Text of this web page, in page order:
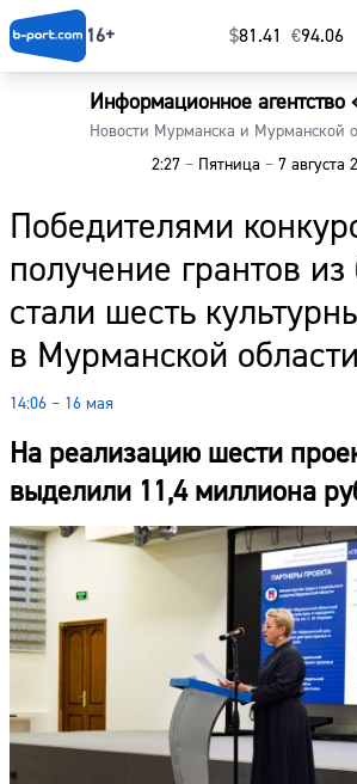
16+ $⁠81.41 €⁠94.06
Информационное агентство
Новости Мурманска и Мурманской
2:27 – Пятница – 7 августа
Победителями
получение грантов
стали шесть
в Мурманской области
14:06 – 16 мая
На реализацию шести
выделили 11,4 миллиона
Главная
Наши гости
Фоторепортажи
Погода
Курсы валют